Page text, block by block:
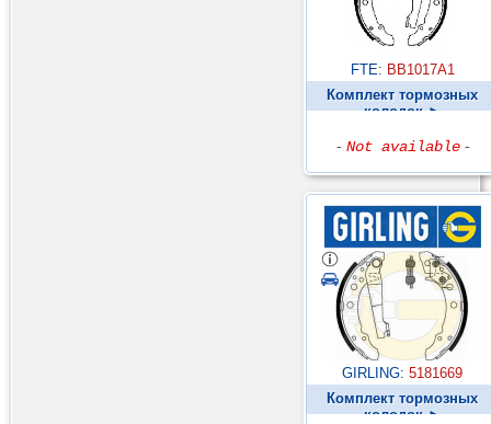
FTE: BB1017A1
Комплект тормозных
колодок ►
- Not available -
GIRLING: 5181669
Комплект тормозных
колодок ►